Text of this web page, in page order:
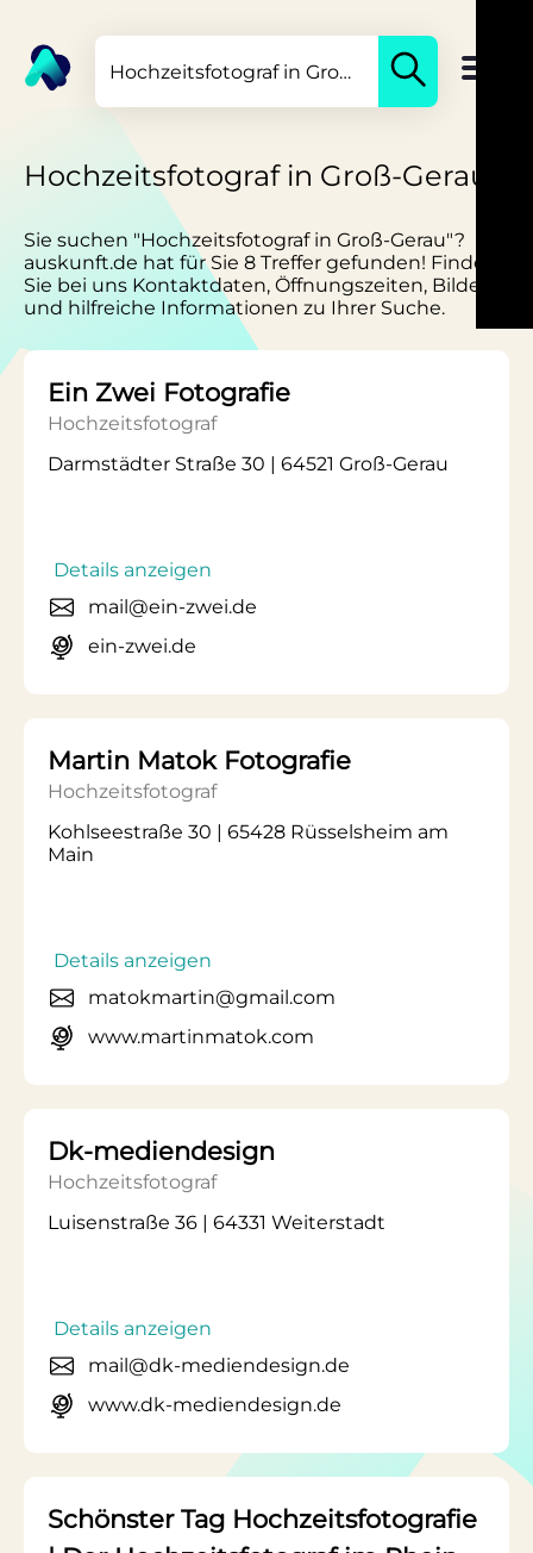
Hochzeitsfotograf in Groß-Gerau
Sie suchen "Hochzeitsfotograf in Groß-Gerau"?
auskunft.de hat für Sie 8 Treffer gefunden! Finden
Sie bei uns Kontaktdaten, Öffnungszeiten, Bilder
und hilfreiche Informationen zu Ihrer Suche.
Ein Zwei Fotografie
Hochzeitsfotograf
Darmstädter Straße 30 | 64521 Groß-Gerau
Details anzeigen
mail@ein-zwei.de
ein-zwei.de
Martin Matok Fotografie
Hochzeitsfotograf
Kohlseestraße 30 | 65428 Rüsselsheim am
Main
Details anzeigen
matokmartin@gmail.com
www.martinmatok.com
Dk-mediendesign
Hochzeitsfotograf
Luisenstraße 36 | 64331 Weiterstadt
Details anzeigen
mail@dk-mediendesign.de
www.dk-mediendesign.de
Schönster Tag Hochzeitsfotografie